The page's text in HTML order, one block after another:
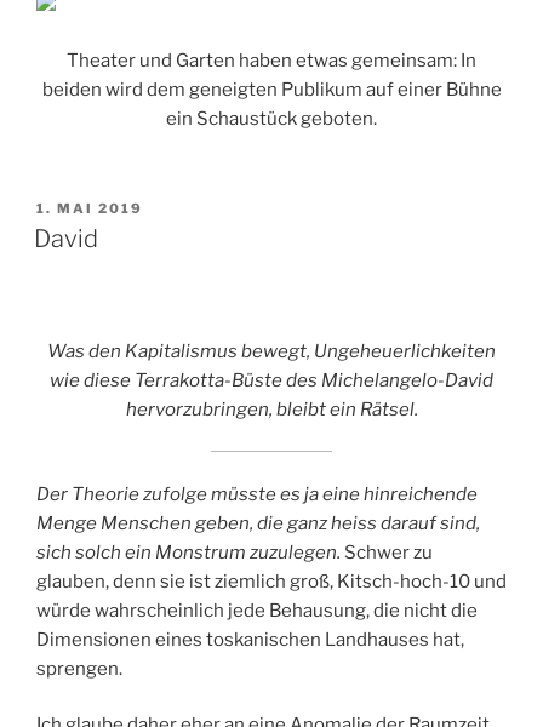
Theater und Garten haben etwas gemeinsam: In
beiden wird dem geneigten Publikum auf einer Bühne
ein Schaustück geboten.
VERÖFFENTLICHT
AM
1. MAI 2019
David
Was den Kapitalismus bewegt, Ungeheuerlichkeiten
wie diese Terrakotta-Büste des Michelangelo-David
hervorzubringen, bleibt ein Rätsel.
Der Theorie zufolge müsste es ja eine hinreichende
Menge Menschen geben, die ganz heiss darauf sind,
sich solch ein Monstrum zuzulegen. Schwer zu
glauben, denn sie ist ziemlich groß, Kitsch-hoch-10 und
würde wahrscheinlich jede Behausung, die nicht die
Dimensionen eines toskanischen Landhauses hat,
sprengen.